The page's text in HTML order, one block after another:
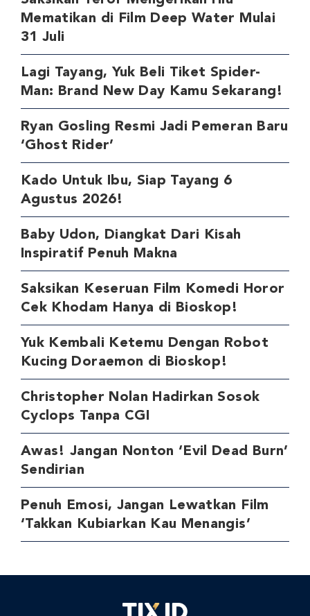
Mematikan di Film Deep Water Mulai
31 Juli
Lagi Tayang, Yuk Beli Tiket Spider-
Man: Brand New Day Kamu Sekarang!
Ryan Gosling Resmi Jadi Pemeran Baru
‘Ghost Rider’
Kado Untuk Ibu, Siap Tayang 6
Agustus 2026!
Baby Udon, Diangkat Dari Kisah
Inspiratif Penuh Makna
Saksikan Keseruan Film Komedi Horor
Cek Khodam Hanya di Bioskop!
Yuk Kembali Ketemu Dengan Robot
Kucing Doraemon di Bioskop!
Christopher Nolan Hadirkan Sosok
Cyclops Tanpa CGI
Awas! Jangan Nonton ‘Evil Dead Burn’
Sendirian
Penuh Emosi, Jangan Lewatkan Film
‘Takkan Kubiarkan Kau Menangis’